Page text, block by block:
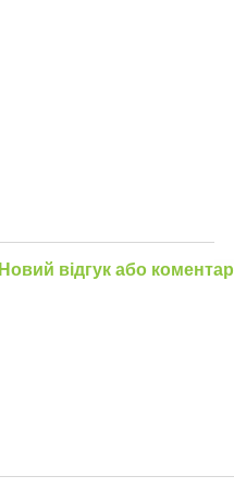
Новий відгук або коментар